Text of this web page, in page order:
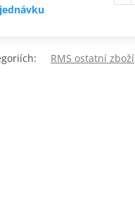
RMS ostatní zboží